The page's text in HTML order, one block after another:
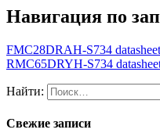
Навигация по
FMC28DRAH-S734 datasheet
RMC65DRYH-S734
Найти:
Свежие записи